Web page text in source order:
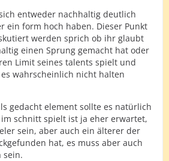
entweder nachhaltig deutlich
ein form hoch haben. Dieser Punkt
werden sprich ob ihr glaubt
einen Sprung gemacht hat oder
Limit seines talents spielt und
wahrscheinlich nicht halten
gedacht element sollte es natürlich
schnitt spielt ist ja eher erwartet,
sein, aber auch ein älterer der
hat, es muss aber auch
sein.